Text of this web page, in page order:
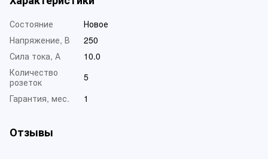
Состояние
Новое
Напряжение, В
250
Сила тока, А
10.0
Количество
розеток
5
Гарантия, мес.
1
Отзывы